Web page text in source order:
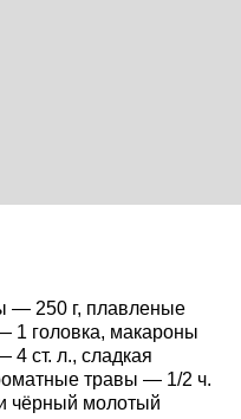
— 250 г, плавленые
1 головка, макароны
4 ст. л., сладкая
травы — 1/2 ч.
чёрный молотый